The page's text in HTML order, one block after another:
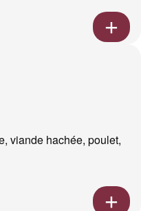
viande hachée, poulet,